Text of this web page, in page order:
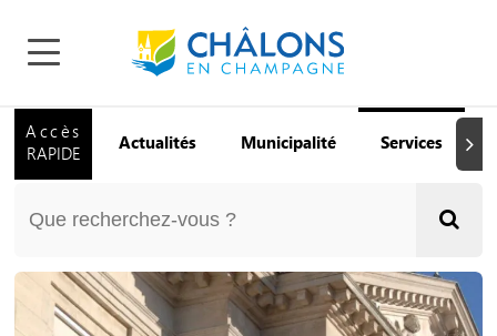
Accès
RAPIDE
Actualités Municipalité Services